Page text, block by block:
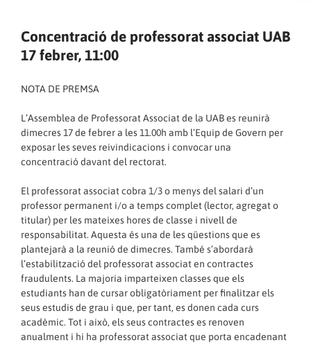
Concentració de professorat associat UAB
17 febrer, 11:00
NOTA DE PREMSA
L’Assemblea de Professorat Associat de la UAB es reunirà
dimecres 17 de febrer a les 11.00h amb l’Equip de Govern per
exposar les seves reivindicacions i convocar una
concentració davant del rectorat.
El professorat associat cobra 1/3 o menys del salari d’un
professor permanent i/o a temps complet (lector, agregat o
titular) per les mateixes hores de classe i nivell de
responsabilitat. Aquesta és una de les qüestions que es
plantejarà a la reunió de dimecres. També s’abordarà
l’estabilització del professorat associat en contractes
fraudulents. La majoria imparteixen classes que els
estudiants han de cursar obligatòriament per finalitzar els
seus estudis de grau i que, per tant, es donen cada curs
acadèmic. Tot i això, els seus contractes es renoven
anualment i hi ha professorat associat que porta encadenant